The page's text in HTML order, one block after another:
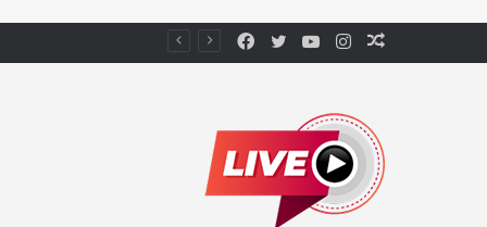
Instagram
YouTube
Twitter
Facebook